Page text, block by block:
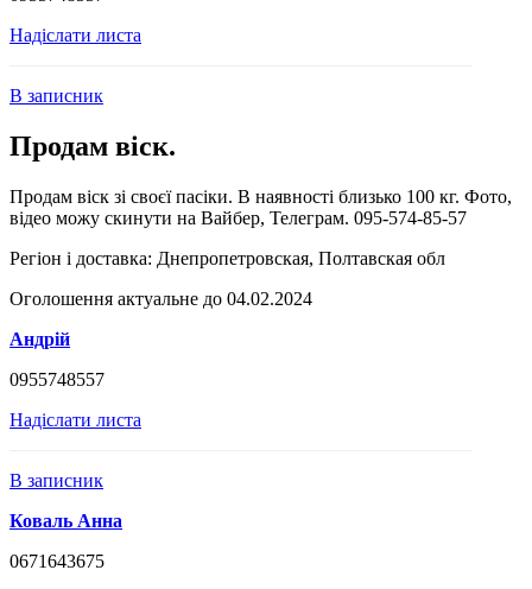
Надіслати листа
В записник
Продам віск.
Продам віск зі своєї пасіки. В наявності близько 100 кг. Фото,
відео можу скинути на Вайбер, Телеграм. 095-574-85-57
Регіон і доставка: Днепропетровская, Полтавская обл
Оголошення актуальне до 04.02.2024
Андрій
0955748557
Надіслати листа
В записник
Коваль Анна
0671643675